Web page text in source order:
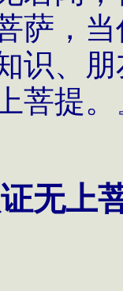
萨，
识、
菩提
无上